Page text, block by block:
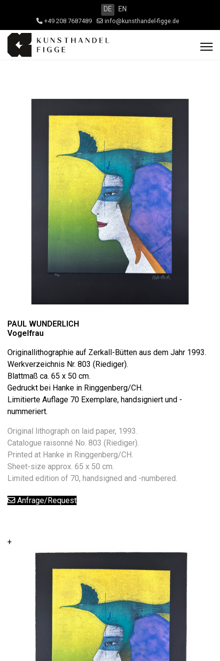
DE EN
+49 208 7687489 info@kunsthandel-figge.de
PAUL WUNDERLICH
Vogelfrau
Originallithographie auf Zerkall-Bütten aus dem Jahr 1993.
Werkverzeichnis Nr. 803 (Riediger).
Blattmaß ca. 65 x 50 cm.
Gedruckt bei Hanke in Ringgenberg/CH.
Limitierte Auflage 70 Exemplare, handsigniert und -
nummeriert.
Original lithograph on laid paper, 1993.
Catalogue raisonné No. 803 (Riediger).
Printed at Hanke in Ringgenberg/CH.
Sheet-size approx. 65 x 50 cm.
Limited edition of 70, handsigned and -numbered.
Anfrage/Request
+